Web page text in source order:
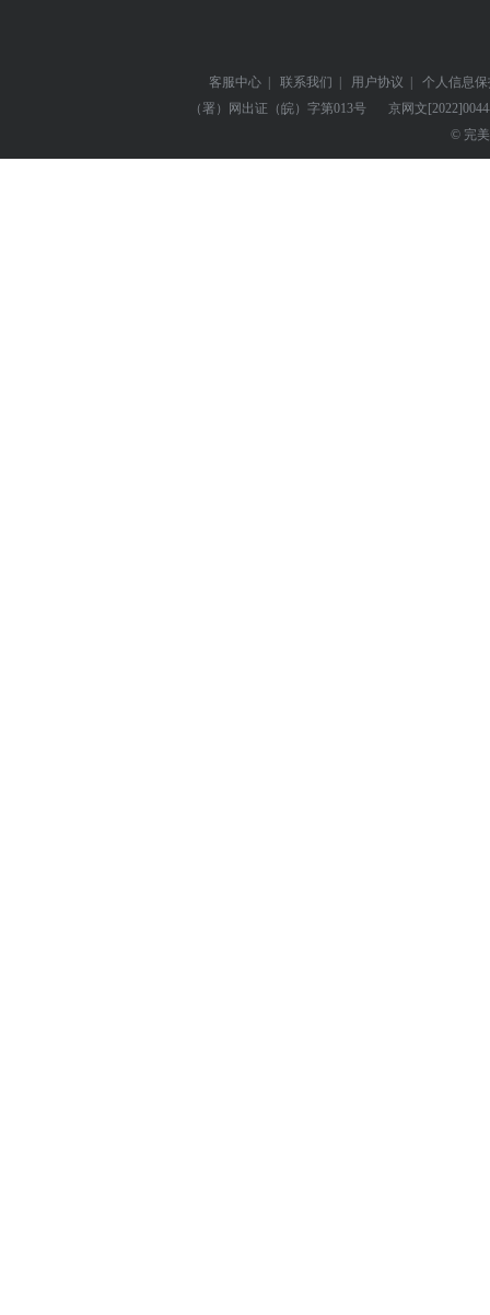
客服中心 | 联系我们 | 用户协议 |
个人信息
（署）网出证（皖）字第013号
京网文
© 完美